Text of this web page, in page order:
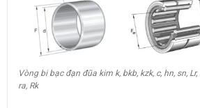
Vòng bi bạc đạn đũa kim k, bkb, kzk, c, hn, sn, Lr,
ra, Rk